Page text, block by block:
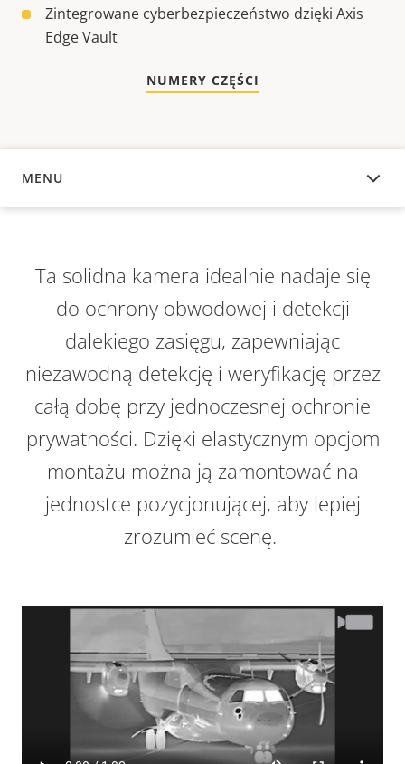
Zintegrowane cyberbezpieczeństwo dzięki Axis
Edge Vault
NUMERY CZĘŚCI
MENU
INFORMACJE OGÓLNE
Ta solidna kamera idealnie nadaje się
do ochrony obwodowej i detekcji
dalekiego zasięgu, zapewniając
niezawodną detekcję i weryfikację przez
całą dobę przy jednoczesnej ochronie
prywatności. Dzięki elastycznym opcjom
montażu można ją zamontować na
jednostce pozycjonującej, aby lepiej
zrozumieć scenę.